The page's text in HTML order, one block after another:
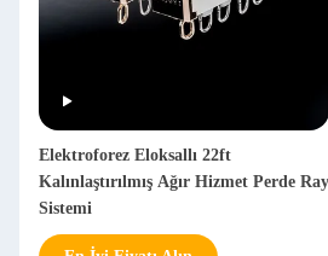
Elektroforez Eloksallı 22ft
Kalınlaştırılmış Ağır Hizmet Perde Ray
Sistemi